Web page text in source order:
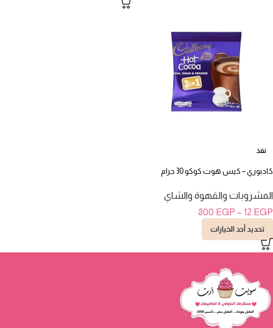
نفذ
كادبوري – كيس هوت كوكو 30 جرام
المشروبات والقهوة والشاي
12 EGP
–
800 EGP
تحديد أحد الخيارات